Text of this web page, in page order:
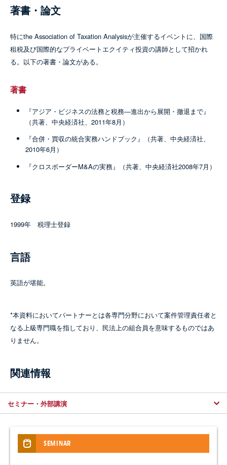
著書・論文
特にthe Association of Taxation Analysisが主催するイベントに、国際
租税及び国際的なプライベートエクイティ投資の講師として招かれ
る。以下の著書・論文がある。
著書
『アジア・ビジネスの法務と税務―進出から展開・撤退まで』
（共著、中央経済社、2011年8月）
『合併・買収の統合実務ハンドブック』（共著、中央経済社、
2010年6月）
『クロスボーダーM&Aの実務』（共著、中央経済社2008年7月）
登録
1999年 税理士登録
言語
英語が堪能。
*本資料においてパートナーとは各専門分野において案件管理責任者と
なる上級専門職を指しており、民法上の組合員を意味するものではあ
りません。
関連情報
セミナー・外部講演
SEMINAR
NEWSLETTER / CLIENT ALERT
PUBLICATIONS
NEWS